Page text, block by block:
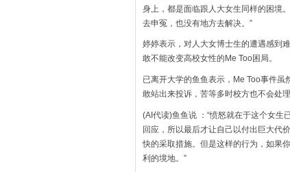
身上，都是面临跟人大女生同样的困境
去申冤，也没有地方去解决。”
婷婷表示，对人大女博士生的遭遇感到
敢不能改变高校女性的Me Too困局。
已离开大学的鱼鱼表示，Me Too事件
敢站出来投诉，苦等多时校方也不会处
(AI代读)鱼鱼说 ：“愤怒就在于这个女生
回应，所以最后才让自己以付出巨大代
快的采取措施。但是这样的行为，如果
利的境地。”